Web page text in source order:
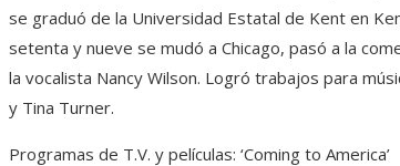
se graduó de la Universidad Estatal de Kent en
setenta y nueve se mudó a Chicago, pasó a la
la vocalista Nancy Wilson. Logró trabajos para
y Tina Turner.
Programas de T.V. y películas: ‘Coming to America’